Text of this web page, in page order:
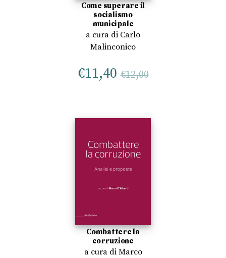
Come superare il
socialismo
municipale
a cura di Carlo
Malinconico
€11,40 €12,00
Combattere la
corruzione
a cura di Marco